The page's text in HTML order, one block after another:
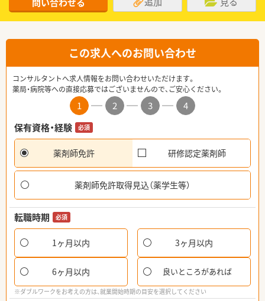
この求人へのお問い合わせ
コンサルタントへ求人情報をお問い合わせいただけます。
薬局・病院等への直接応募ではございませんので、ご安心ください。
1 2 3
4
保有資格・経験
必須
薬剤師免許 研修認定薬剤師
薬剤師免許取得見込（薬学生等）
転職時期 必須
1ヶ月以内 3ヶ月以内
6ヶ月以内 良いところがあれば
※ダブルワークをお考えの方は、就業開始時期の目安を選択してください